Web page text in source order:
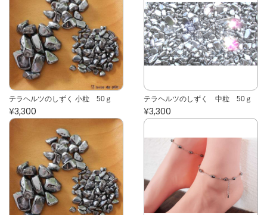
テラヘルツのしずく 小粒 50ｇ
¥3,300
テラヘルツのしずく 中粒 50ｇ
¥3,300